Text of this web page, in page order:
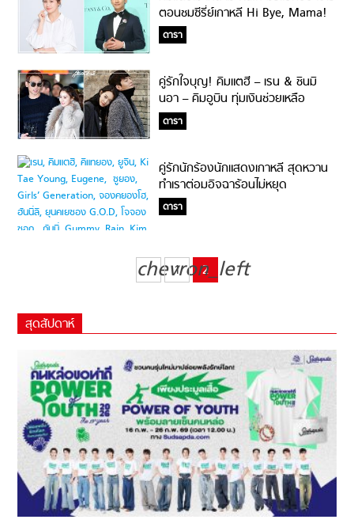
ตอนชมซีรี่ย์เกาหลี Hi Bye, Mama!
ดารา
คู่รักใจบุญ! คิมแตฮี – เรน & ชินมิ
นอา – คิมอูบิน ทุ่มเงินช่วยเหลือ
เหตุการณ์แพร่ระบาดของโควิด 19 ไม่
อั้น!
ดารา
คู่รักนักร้องนักแสดงเกาหลี สุดหวาน
ทำเราต่อมอิจฉาร้อนไม่หยุด
ดารา
chevron_left
1 2
สุดสัปดาห์